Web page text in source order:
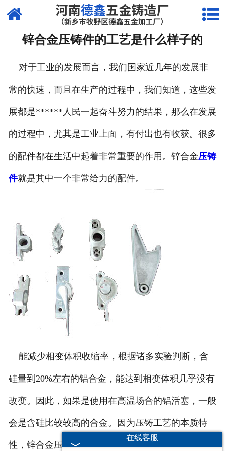
网站首页
走进我们
产品中心
荣誉资质
厂容厂貌
视频中心
联系我们
锌合金压铸件的工艺是什么样子的
对于工业的发展而言，我们国家近几年的发展非
常的快速，而且在生产的过程中，我们知道，这些发
展都是******人民一起奋斗努力的结果，那么在发展
的过程中，尤其是工业上面，有付出也有收获。很多
的配件都在生活中起着非常重要的作用。锌合金压铸
件就是其中一个非常给力的配件。
能减少相变体积收缩率，根据诸多实验判断，含
硅量到20%左右的铝合金，能达到相变体积几乎没有
改变。因此，如果是使用在高温场合的铝活塞，一般
会是含硅比较较高的合金。因为压铸工艺的本质特
性，锌合金压铸件属单方向的高压强充型铸造，不具
在线客服